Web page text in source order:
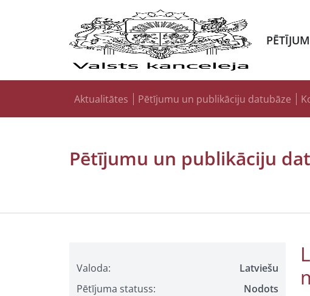
Aktualitātes Pētījumu un publikāciju datubāze
Pētījumu un publikāciju
Valoda:
Latviešu
Pētījuma statuss:
Nodots